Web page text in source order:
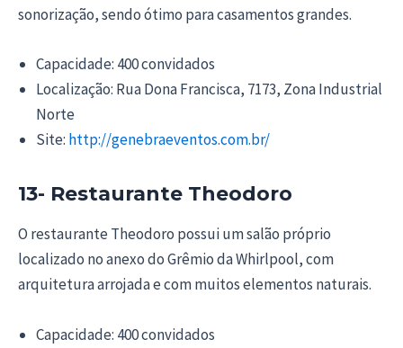
sonorização, sendo ótimo para casamentos grandes.
Capacidade: 400 convidados
Localização: Rua Dona Francisca, 7173, Zona Industrial
Norte
Site: http://genebraeventos.com.br/
13- Restaurante Theodoro
O restaurante Theodoro possui um salão próprio
localizado no anexo do Grêmio da Whirlpool, com
arquitetura arrojada e com muitos elementos naturais.
Capacidade: 400 convidados